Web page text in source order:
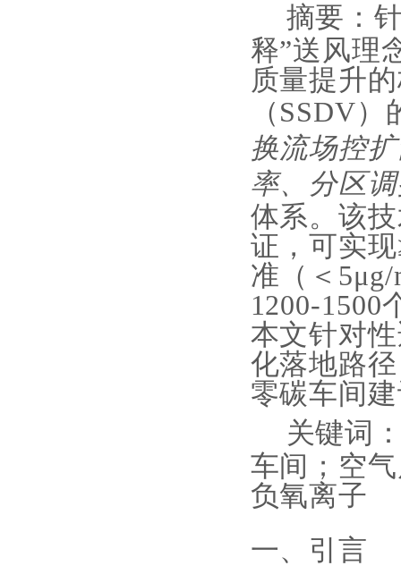
摘要：
释”送风理
质量提升
（SSDV
换流场控
率、分区
体系。该
证，可实现
准（＜
1200-1500
本文针对
化落地路
零碳车间
关键词
车间；空
负氧离子
一、引言